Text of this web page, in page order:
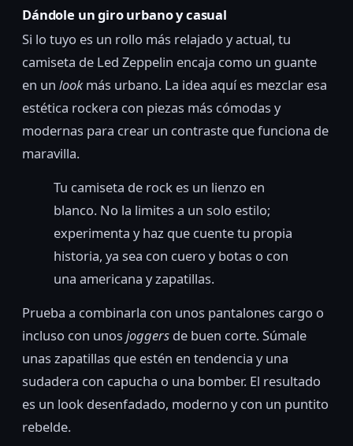
Dándole un giro urbano y casual
Si lo tuyo es un rollo más relajado y actual, tu
camiseta de Led Zeppelin encaja como un guante
en un lookmás urbano. La idea aquí es mezclar esa
estética rockera con piezas más cómodas y
modernas para crear un contraste que funciona de
maravilla.
Tu camiseta de rock es un lienzo en
blanco. No la limites a un solo estilo;
experimenta y haz que cuente tu propia
historia, ya sea con cuero y botas o con
una americana y zapatillas.
Prueba a combinarla con unos pantalones cargo o
incluso con unos joggers de buen corte. Súmale
unas zapatillas que estén en tendencia y una
sudadera con capucha o una bomber. El resultado
es un look desenfadado, moderno y con un puntito
rebelde.